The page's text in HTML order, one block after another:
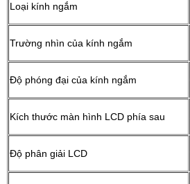
Loại kính ngắm
Trường nhìn của kính ngắm
Độ phóng đại của kính ngắm
Kích thước màn hình LCD phía sau
Độ phân giải LCD